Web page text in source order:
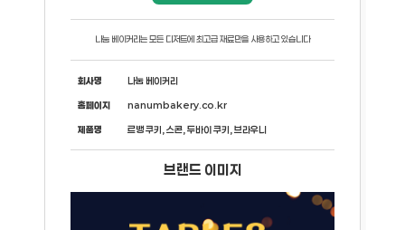
나눔 베이커리는 모든 디저트에 최고급 재료만을 사용하고 있습니다
회사명 나눔 베이커리
홈페이지 nanumbakery.co.kr
제품명 르뱅 쿠키, 스콘, 두바이 쿠키, 브라우니
브랜드 이미지